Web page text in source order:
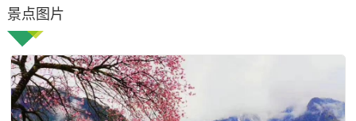
景点图片